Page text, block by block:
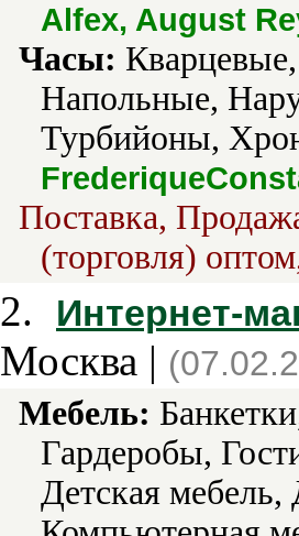
Alfex, August
Часы:
Напольные,
Турбийоны,
Поставка,
(торговля)
2. Интернет-
Москва |
Мебель:
Гардеробы,
Детская